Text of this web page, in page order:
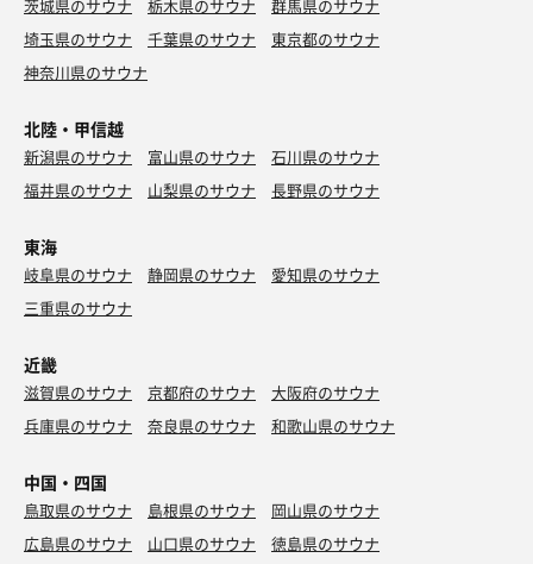
茨城県のサウナ 栃木県のサウナ
群馬県のサウナ
埼玉県のサウナ
千葉県のサウナ
東京都のサウナ
神奈川県のサウナ
北陸・甲信越
新潟県のサウナ 富山県のサウナ
石川県のサウナ
福井県のサウナ
山梨県のサウナ 長野県のサウナ
東海
岐阜県のサウナ 静岡県のサウナ
愛知県のサウナ
三重県のサウナ
近畿
滋賀県のサウナ 京都府のサウナ
大阪府のサウナ
兵庫県のサウナ
奈良県のサウナ 和歌山県のサウナ
中国・四国
鳥取県のサウナ 島根県のサウナ
岡山県のサウナ
広島県のサウナ
山口県のサウナ
徳島県のサウナ